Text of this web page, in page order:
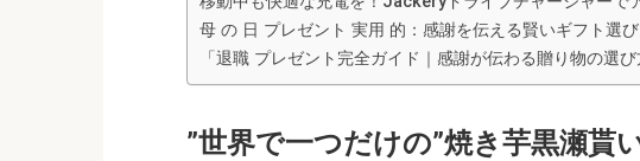
母 の 日 プレゼント 実用 的：感謝を伝える賢いギフト選
「退職 プレゼント完全ガイド｜感謝が伝わる贈り物の選
”世界で一つだけの”焼き芋黒瀬貰